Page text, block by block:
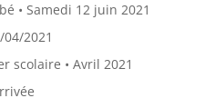
• Samedi 12 juin 2021
04/2021
scolaire • Avril 2021